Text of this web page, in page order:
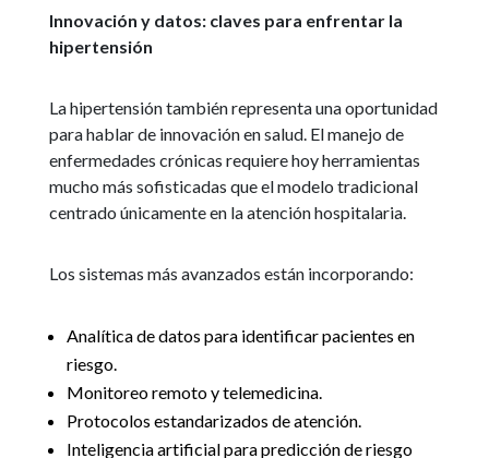
Innovación y datos: claves para enfrentar la
hipertensión
La hipertensión también representa una oportunidad
para hablar de innovación en salud. El manejo de
enfermedades crónicas requiere hoy herramientas
mucho más sofisticadas que el modelo tradicional
centrado únicamente en la atención hospitalaria.
Los sistemas más avanzados están incorporando:
Analítica de datos para identificar pacientes en
riesgo.
Monitoreo remoto y telemedicina.
Protocolos estandarizados de atención.
Inteligencia artificial para predicción de riesgo